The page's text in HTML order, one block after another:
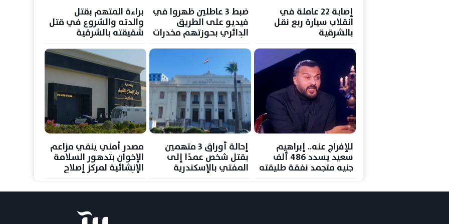
إصابة 22 عاملة في
انقلاب سيارة ربع نقل
بالشرقية
ضبط 3 عاطلين ظهروا في
فيديو على الطريق
الدائري بحوزتهم مخدرات
براءة المتهم بقتل
والدته والشروع في قتل
شقيقته بالشرقية
الصحة النفسية
للإفراج عنه.. إبراهيم
سعيد يسدد 486 ألف
جنيه متجمد نفقة طليقته
إحالة أوراق 3 متهمين
بقتل شخص عمدًا إلى
المفتي بالإسكندرية
مصدر أمني ينفي مزاعم
الإخوان بتدهور السلامة
الإنشائية لمركز إصلاح